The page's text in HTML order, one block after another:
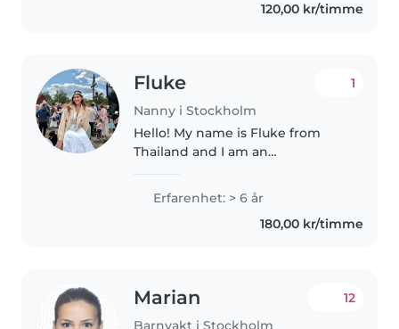
handskas med små barn. Jag är
120,00 kr/timme
Fluke
Nanny i Stockholm
1
Hello! My name is Fluke from
Thailand and I am an
caring babysitter based in
Stockholm. I have 3 years of
childcare experience as an Au
Erfarenhet: > 6 år
180,00 kr/timme
Marian
Barnvakt i Stockholm
12